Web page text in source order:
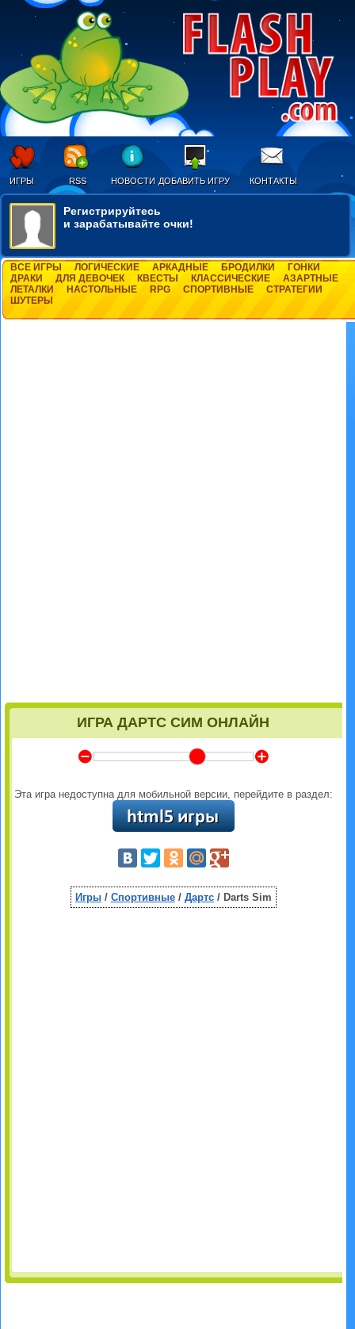
ИГРЫ RSS НОВОСТИ ДОБАВИТЬ ИГРУ КОНТАКТЫ
Регистрируйтесь
и зарабатывайте очки!
ВСЕ ИГРЫ ЛОГИЧЕСКИЕ АРКАДНЫЕ БРОДИЛКИ
ГОНКИ
ДРАКИ
ДЛЯ ДЕВОЧЕК КВЕСТЫ КЛАССИЧЕСКИЕ
АЗАРТНЫЕ
ЛЕТАЛКИ
НАСТОЛЬНЫЕ RPG СПОРТИВНЫЕ
СТРАТЕГИИ
ШУТЕРЫ
ИГРА ДАРТС СИМ ОНЛАЙН
Y Z
Эта игра недоступна для мобильной версии, перейдите в раздел:
Игры/ Спортивные/ Дартс/ Darts Sim